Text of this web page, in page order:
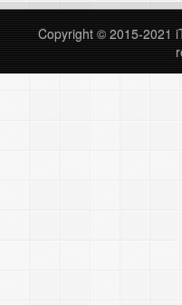
表。如果我
最后很失望
文处理费
是，我成
Copyright © 2015-2021